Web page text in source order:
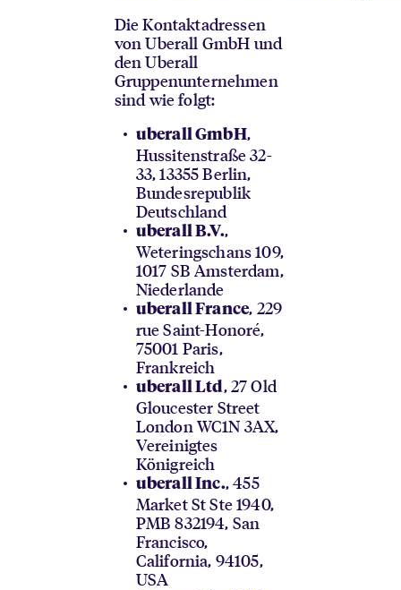
Die Kontaktadressen
von Uberall GmbH und
den Uberall
Gruppenunternehmen
sind wie folgt:
uberall GmbH,
Hussitenstraße 32-
33, 13355 Berlin,
Bundesrepublik
Deutschland
uberall B.V.,
Weteringschans 109,
1017 SB Amsterdam,
Niederlande
uberall France, 229
rue Saint-Honoré,
75001 Paris,
Frankreich
uberall Ltd, 27 Old
Gloucester Street
London WC1N 3AX,
Vereinigtes
Königreich
uberall Inc., 455
Market St Ste 1940,
PMB 832194, San
Francisco,
California, 94105,
USA